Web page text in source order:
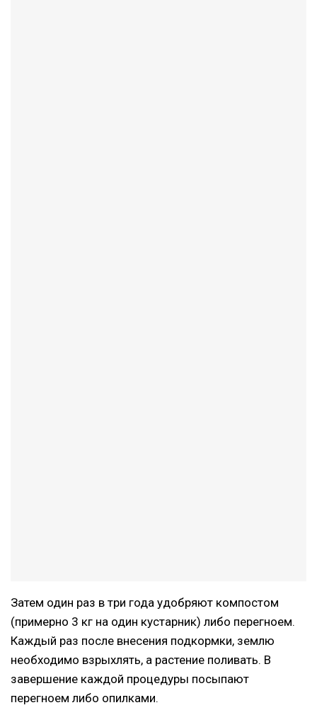
Затем один раз в три года удобряют компостом
(примерно 3 кг на один кустарник) либо перегноем.
Каждый раз после внесения подкормки, землю
необходимо взрыхлять, а растение поливать. В
завершение каждой процедуры посыпают
перегноем либо опилками.